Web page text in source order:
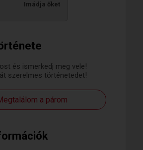
és ismerkedj meg vele!
szerelmes történetedet!
a párom
Imádja őket